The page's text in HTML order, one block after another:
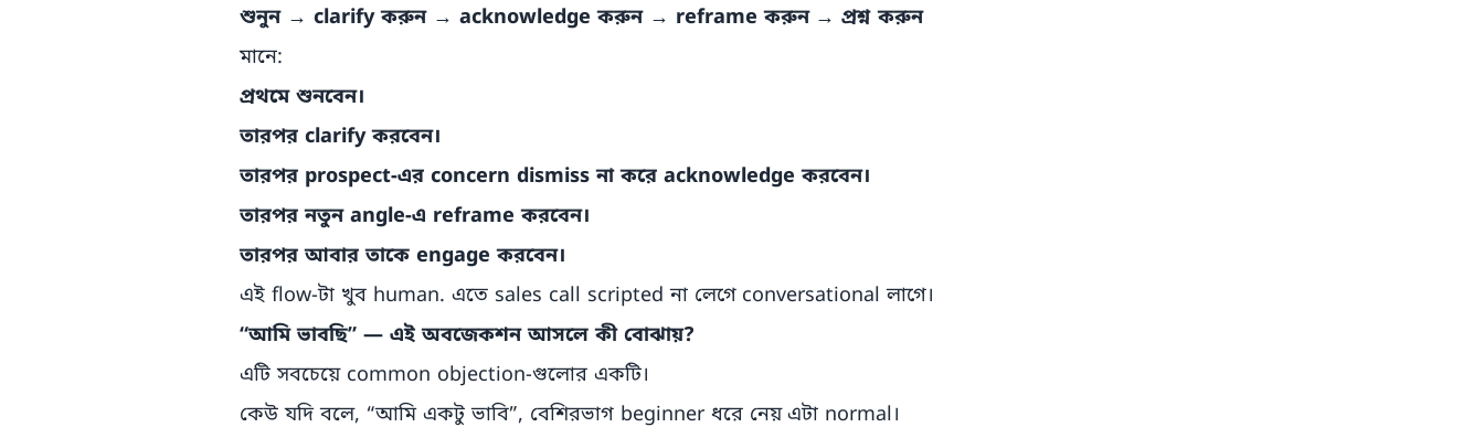
শুনুন → clarify করুন → acknowledge করুন → reframe করুন → প্রশ্ন করুন
মানে:
প্রথমে শুনবেন।
তারপর clarify করবেন।
তারপর prospect-এর concern dismiss না করে acknowledge করবেন।
তারপর নতুন angle-এ reframe করবেন।
তারপর আবার তাকে engage করবেন।
এই flow-টা খুব human. এতে sales call scripted না লেগে conversational লাগে।
“আমি ভাবছি” — এই অবজেকশন আসলে কী বোঝায়?
এটি সবচেয়ে common objection-গুলোর একটি।
কেউ যদি বলে, “আমি একটু ভাবি”, বেশিরভাগ beginner ধরে নেয় এটা normal।